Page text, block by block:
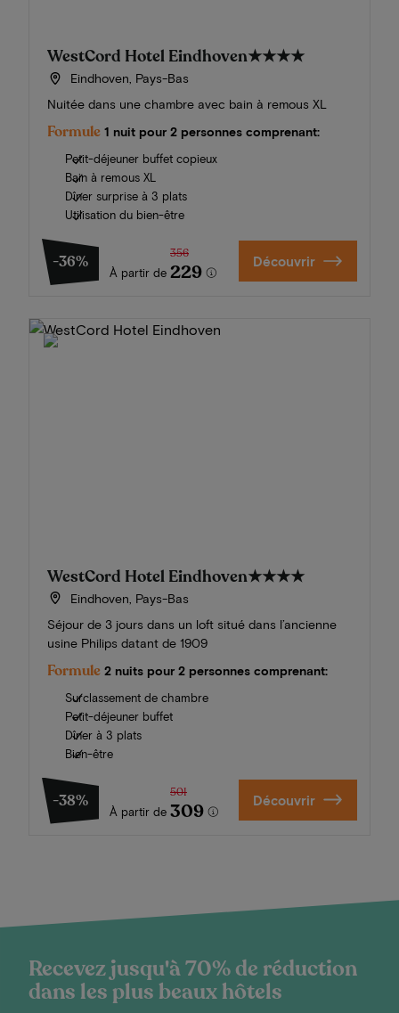
WestCord Hotel Eindhoven★★★★
Eindhoven, Pays-Bas
Nuitée dans une chambre avec bain à remous XL
Formule 1 nuit pour 2 personnes comprenant:
Petit-déjeuner buffet copieux
Bain à remous XL
Dîner surprise à 3 plats
Utilisation du bien-être
-36%
À partir de
356
229 Découvrir
WestCord Hotel Eindhoven★★★★
Eindhoven, Pays-Bas
Séjour de 3 jours dans un loft situé dans l’ancienne
usine Philips datant de 1909
Formule 2 nuits pour 2 personnes comprenant:
Surclassement de chambre
Petit-déjeuner buffet
Dîner à 3 plats
Bien-être
-38%
À partir de
501
309 Découvrir
Recevez jusqu'à 70% de réduction
dans les plus beaux hôtels